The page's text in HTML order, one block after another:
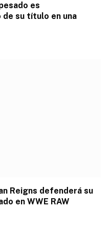
es
su título en una
Reigns defenderá su
en WWE RAW